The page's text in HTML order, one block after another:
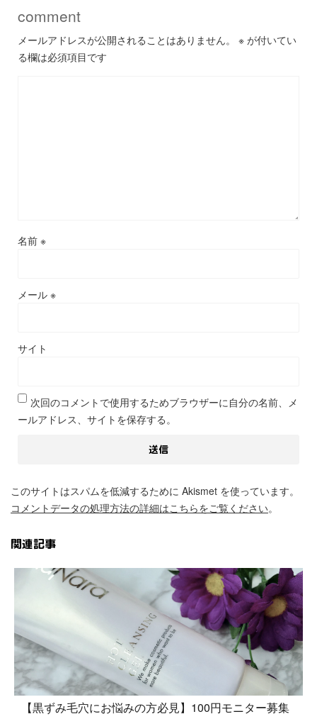
comment
メールアドレスが公開されることはありません。 ※ が付いてい
る欄は必須項目です
名前 ※
メール ※
サイト
次回のコメントで使用するためブラウザーに自分の名前、メ
ールアドレス、サイトを保存する。
このサイトはスパムを低減するために Akismet を使っています。
コメントデータの処理方法の詳細はこちらをご覧ください。
関連記事
【黒ずみ毛穴にお悩みの方必見】100円モニター募集